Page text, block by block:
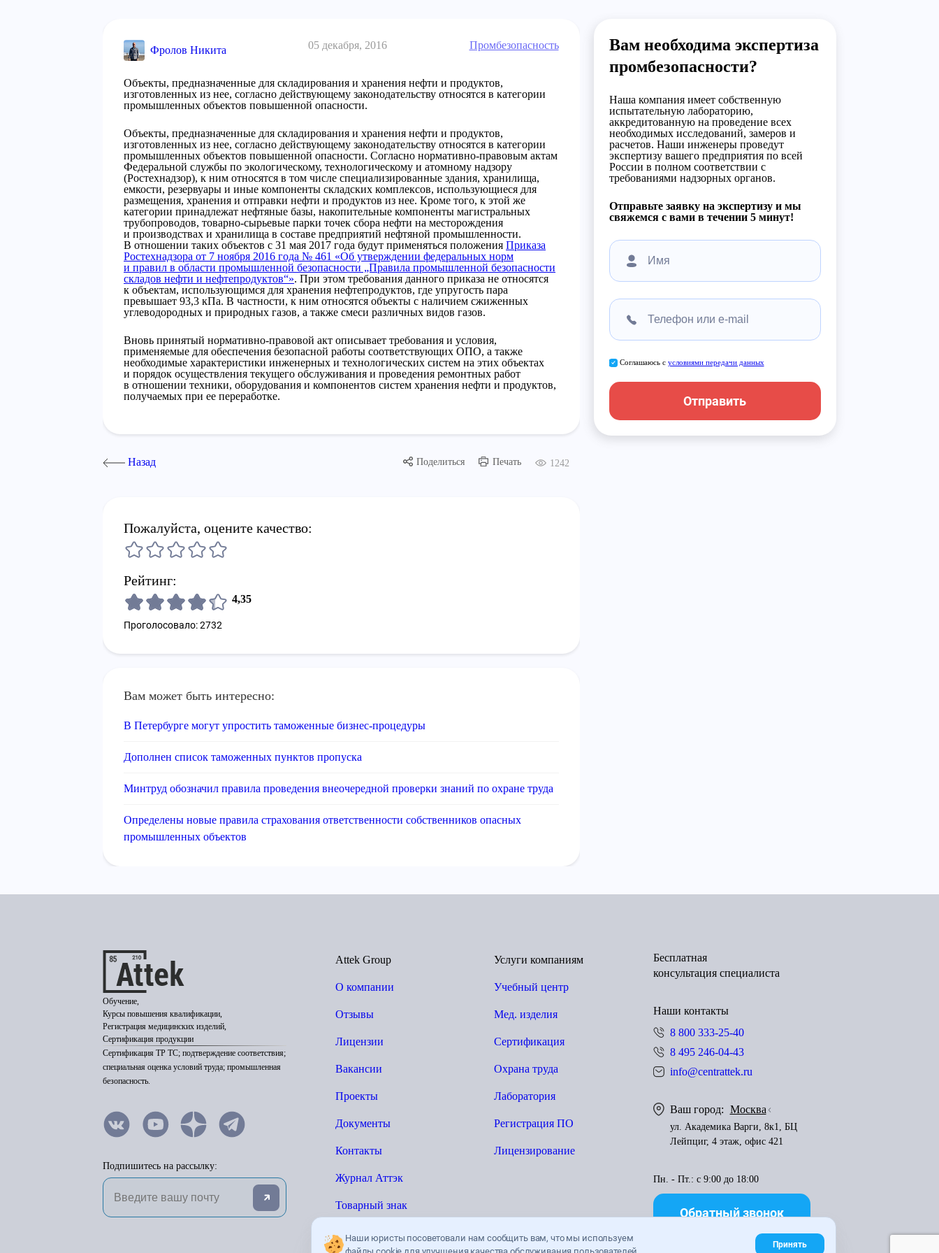
Наши юристы посоветовали нам сообщить вам, что мы используем
Принять
Фролов Никита 05 декабря, 2016 Промбезопасность
Объекты, предназначенные для складирования и хранения нефти и продуктов,
изготовленных из нее, согласно действующему законодательству относятся в категории
промышленных объектов повышенной опасности.
Объекты, предназначенные для складирования и хранения нефти и продуктов,
изготовленных из нее, согласно действующему законодательству относятся в категории
промышленных объектов повышенной опасности. Согласно нормативно-правовым актам
Федеральной службы по экологическому, технологическому и атомному надзору
(Ростехнадзор), к ним относятся в том числе специализированные здания, хранилища,
емкости, резервуары и иные компоненты складских комплексов, использующиеся для
размещения, хранения и отправки нефти и продуктов из нее. Кроме того, к этой же
категории принадлежат нефтяные базы, накопительные компоненты магистральных
трубопроводов, товарно-сырьевые парки точек сбора нефти на месторождения
и производствах и хранилища в составе предприятий нефтяной промышленности.
В отношении таких объектов с 31 мая 2017 года будут применяться положения Приказа
Ростехнадзора от 7 ноября 2016 года № 461 «Об утверждении федеральных норм
и правил в области промышленной безопасности „Правила промышленной безопасности
складов нефти и нефтепродуктов“». При этом требования данного приказа не относятся
к объектам, использующимся для хранения нефтепродуктов, где упругость пара
превышает 93,3 кПа. В частности, к ним относятся объекты с наличием сжиженных
углеводородных и природных газов, а также смеси различных видов газов.
Вновь принятый нормативно-правовой акт описывает требования и условия,
применяемые для обеспечения безопасной работы соответствующих ОПО, а также
необходимые характеристики инженерных и технологических систем на этих объектах
и порядок осуществления текущего обслуживания и проведения ремонтных работ
в отношении техники, оборудования и компонентов систем хранения нефти и продуктов,
получаемых при ее переработке.
Назад Поделиться Печать 1242
Пожалуйста, оцените качество:
Рейтинг:
4,35
Проголосовало: 2732
Вам может быть интересно:
В Петербурге могут упростить таможенные бизнес-процедуры
Дополнен список таможенных пунктов пропуска
Минтруд обозначил правила проведения внеочередной проверки знаний по охране труда
Определены новые правила страхования ответственности собственников опасных
промышленных объектов
Вам необходима экспертиза
промбезопасности?
Наша компания имеет собственную
испытательную лабораторию,
аккредитованную на проведение всех
необходимых исследований, замеров и
расчетов. Наши инженеры проведут
экспертизу вашего предприятия по всей
России в полном соответствии с
требованиями надзорных органов.
Отправьте заявку на экспертизу и мы
свяжемся с вами в течении 5 минут!
Соглашаюсь с условиями передачи данных
Отправить
Обучение,
Курсы повышения квалификации,
Регистрация медицинских изделий,
Сертификация продукции
Сертификация ТР ТС; подтверждение соответствия;
специальная оценка условий труда; промышленная
безопасность.
Подпишитесь на рассылку:
Attek Group
О компании
Отзывы
Лицензии
Вакансии
Проекты
Документы
Контакты
Журнал Аттэк
Товарный знак
Услуги компаниям
Учебный центр
Мед. изделия
Сертификация
Охрана труда
Лаборатория
Регистрация ПО
Лицензирование
Бесплатная
консультация специалиста
Наши контакты
8 800 333-25-40
8 495 246-04-43
info@centrattek.ru
Ваш город: Москва
ул. Академика Варги, 8к1, БЦ
Лейпциг, 4 этаж, офис 421
Пн. - Пт.: с 9:00 до 18:00
Обратный звонок